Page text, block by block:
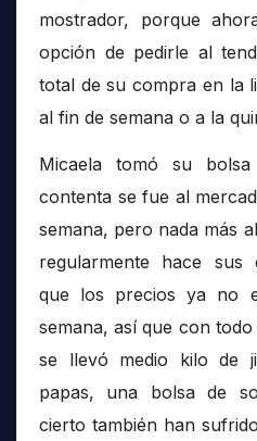
mostrador, porque
opción de pedirle al
total de su compra en la
al fin de semana o a la
Micaela tomó su
contenta se fue al
semana, pero nada más
regularmente hace sus
que los precios ya no
semana, así que con
se llevó medio kilo de
papas, una bolsa de
cierto también han